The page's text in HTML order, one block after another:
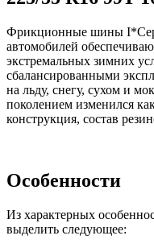
Фрикционные шины
автомобилей
экстремальных зимних
сбалансированными
на льду, снегу, сухом и
поколением изменился
конструкция, состав
Особенности
Из характерных
выделить следующее: